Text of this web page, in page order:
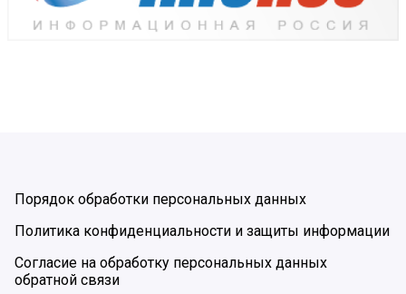
Порядок обработки персональных данных
Политика конфиденциальности и защиты информации
Согласие на обработку персональных данных
обратной связи